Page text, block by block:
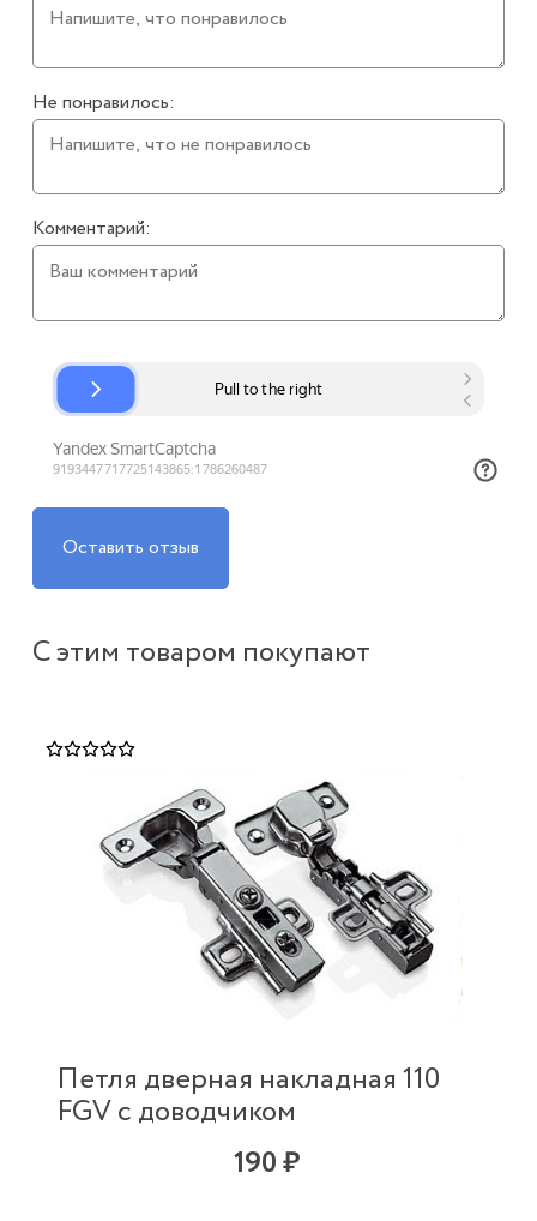
Не понравилось:
Комментарий:
Оставить отзыв
С этим товаром покупают
Петля дверная накладная 110
FGV с доводчиком
190 ₽